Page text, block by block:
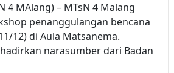
4 MAlang) – MTsN 4 Malang
penanggulangan bencana
12) di Aula Matsanema.
narasumber dari Badan